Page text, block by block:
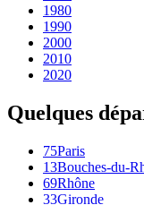
1980
1990
2000
2010
2020
Quelques
75Paris
13Bouches-du-
69Rhône
33Gironde